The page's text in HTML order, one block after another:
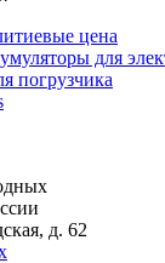
цена
для
погрузчика
д. 62